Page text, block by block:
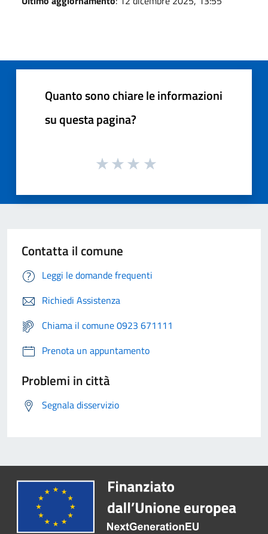
Quanto sono chiare le informazioni
su questa pagina?
Contatta il comune
Leggi le domande frequenti
Richiedi Assistenza
Chiama il comune 0923 671111
Prenota un appuntamento
Problemi in città
Segnala disservizio